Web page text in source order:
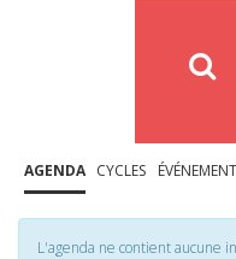
AGENDA CYCLES
L'agenda ne contient aucune